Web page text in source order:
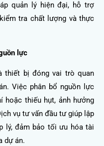
quản lý hiện đại, hỗ trợ
tra chất lượng và thực
lực
thiết bị đóng vai trò quan
Việc phân bổ nguồn lực
hoặc thiếu hụt, ảnh hưởng
vụ tư vấn đầu tư giúp lập
lý, đảm bảo tối ưu hóa tài
dự án.